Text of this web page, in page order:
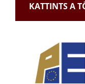
KATTINTS A